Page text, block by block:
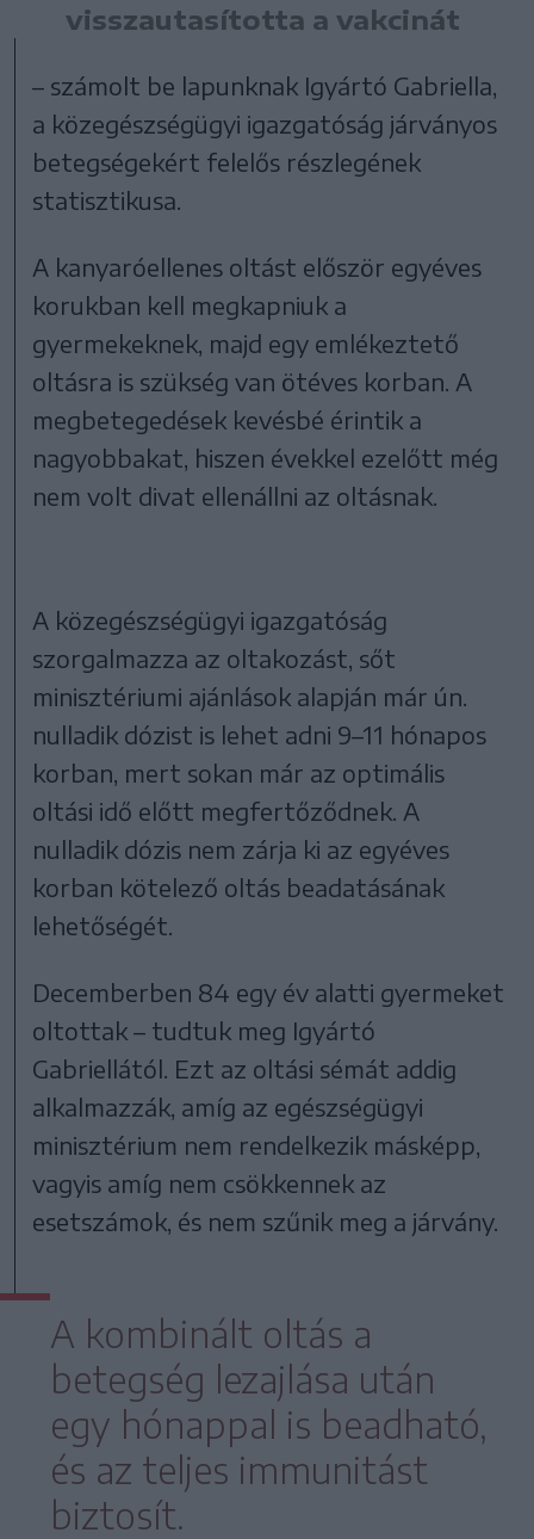
visszautasította a vakcinát
– számolt be lapunknak Igyártó Gabriella,
a közegészségügyi igazgatóság járványos
betegségekért felelős részlegének
statisztikusa.
A kanyaróellenes oltást először egyéves
korukban kell megkapniuk a
gyermekeknek, majd egy emlékeztető
oltásra is szükség van ötéves korban. A
megbetegedések kevésbé érintik a
nagyobbakat, hiszen évekkel ezelőtt még
nem volt divat ellenállni az oltásnak.
A közegészségügyi igazgatóság
szorgalmazza az oltakozást, sőt
minisztériumi ajánlások alapján már ún.
nulladik dózist is lehet adni 9–11 hónapos
korban, mert sokan már az optimális
oltási idő előtt megfertőződnek. A
nulladik dózis nem zárja ki az egyéves
korban kötelező oltás beadatásának
lehetőségét.
Decemberben 84 egy év alatti gyermeket
oltottak – tudtuk meg Igyártó
Gabriellától. Ezt az oltási sémát addig
alkalmazzák, amíg az egészségügyi
minisztérium nem rendelkezik másképp,
vagyis amíg nem csökkennek az
esetszámok, és nem szűnik meg a járvány.
A kombinált oltás a
betegség lezajlása után
egy hónappal is beadható,
és az teljes immunitást
biztosít.